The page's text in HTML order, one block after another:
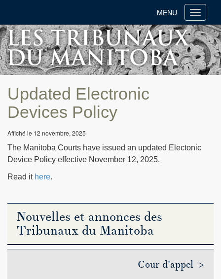
Toggle
MENU
Updated Electronic
Devices Policy
Affiché le 12 novembre, 2025
The Manitoba Courts have issued an updated Electonic
Device Policy effective November 12, 2025.
Read it here.
Nouvelles et annonces des
Tribunaux du Manitoba
Cour d'appel >